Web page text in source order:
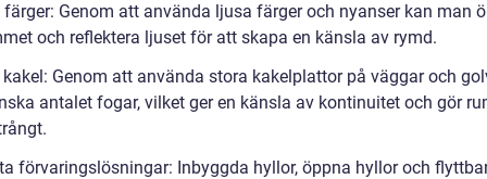
Genom att använda ljusa färger och nyanser kan man
och reflektera ljuset för att skapa en känsla av rymd.
Genom att använda stora kakelplattor på väggar och
antalet fogar, vilket ger en känsla av kontinuitet och gör
förvaringslösningar: Inbyggda hyllor, öppna hyllor och